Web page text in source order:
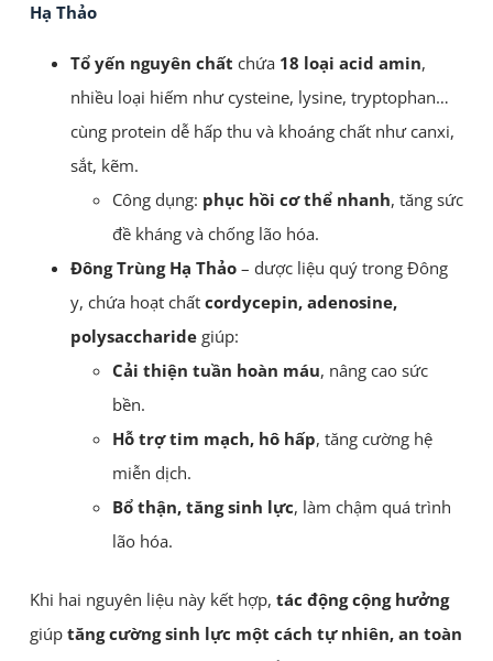
Hạ Thảo
Tổ yến nguyên chất chứa 18 loại acid amin,
nhiều loại hiếm như cysteine, lysine, tryptophan…
cùng protein dễ hấp thu và khoáng chất như canxi,
sắt, kẽm.
Công dụng: phục hồi cơ thể nhanh, tăng sức
đề kháng và chống lão hóa.
Đông Trùng Hạ Thảo – dược liệu quý trong Đông
y, chứa hoạt chấtcordycepin, adenosine,
polysaccharide giúp:
Cải thiện tuần hoàn máu, nâng cao sức
bền.
Hỗ trợ tim mạch, hô hấp, tăng cường hệ
miễn dịch.
Bổ thận, tăng sinh lực, làm chậm quá trình
lão hóa.
Khi hai nguyên liệu này kết hợp, tác động cộng hưởng
giúp tăng cường sinh lực một cách tự nhiên, an toàn